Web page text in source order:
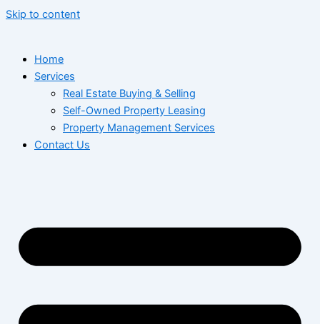
Skip to content
Home
Services
Real Estate Buying & Selling
Self-Owned Property Leasing
Property Management Services
Contact Us